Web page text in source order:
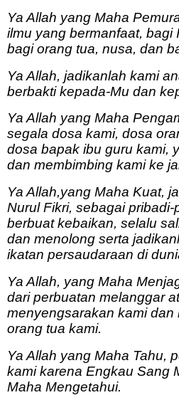
Ya Allah yang Maha
ilmu yang bermanfaat, bagi
bagi orang tua, nusa, dan
Ya Allah, jadikanlah kami
berbakti kepada-Mu dan
Ya Allah yang Maha
segala dosa kami, dosa
dosa bapak ibu guru kami,
dan membimbing kami ke
Ya Allah,yang Maha Kuat,
Nurul Fikri, sebagai
berbuat kebaikan, selalu
dan menolong serta
ikatan persaudaraan di
Ya Allah, yang Maha
dari perbuatan melanggar
menyengsarakan kami dan
orang tua kami.
Ya Allah yang Maha Tahu,
kami karena Engkau Sang
Maha Mengetahui.